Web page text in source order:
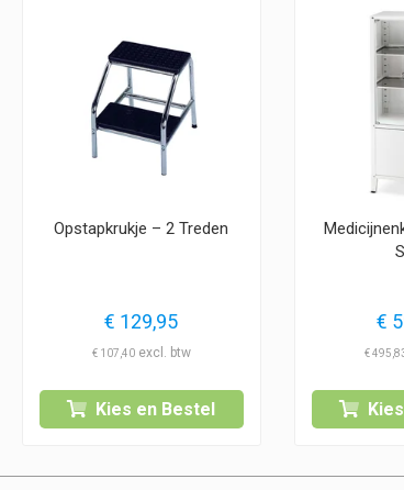
Opstapkrukje – 2 Treden
€ 129,95
€107,40
Kies en Bestel
€
€